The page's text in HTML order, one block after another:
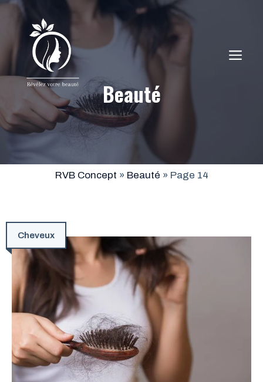
Aller
contenu
Beauté
RVB Concept » Beauté » Page 14
Cheveux